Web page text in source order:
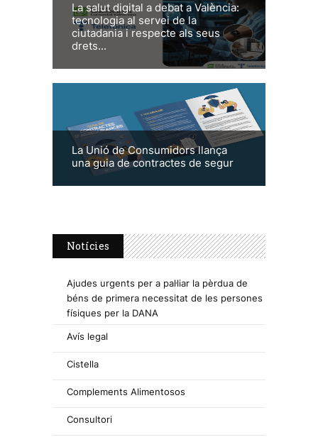
La salut digital a debat a València:
tecnologia al servei de la
ciutadania i respecte als seus
drets...
La Unió de Consumidors llança
una guia de contractes de segur
Notícies
Ajudes urgents per a pal·liar la pèrdua de
béns de primera necessitat de les persones
físiques per la DANA
Avís legal
Cistella
Complements Alimentosos
Consultori